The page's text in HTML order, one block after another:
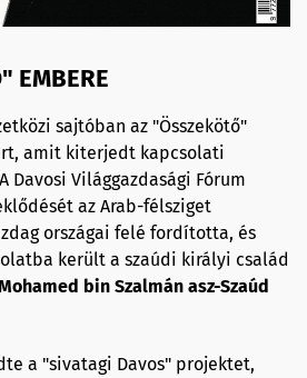
EMBERE
sajtóban az "Összekötő"
amit kiterjedt kapcsolati
Davosi Világgazdasági Fórum
az Arab-félsziget
országai felé fordította, és
került a szaúdi királyi család
bin Szalmán asz-Szaúd
a "sivatagi Davos" projektet,